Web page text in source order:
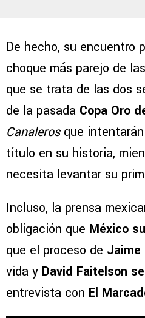
De hecho, su encuentro
choque más parejo de
que se trata de las dos
de la pasada Copa Oro
Canalerosque intentarán
título en su historia,
necesita levantar su
Incluso, la prensa
obligación que México
que el proceso de Jaime
vida y David Faitelson
entrevista con El